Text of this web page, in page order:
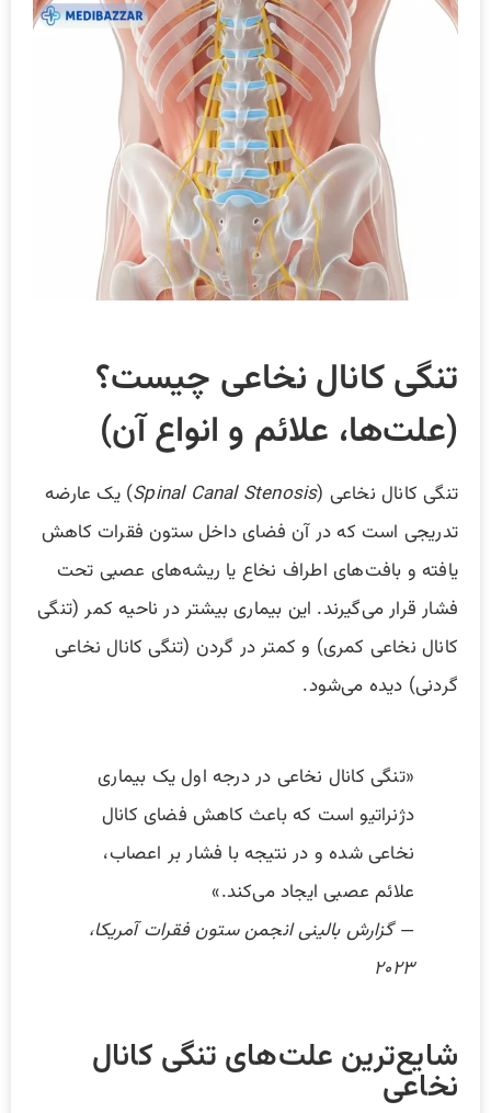
تنگی کانال نخاعی چیست؟
(علت‌ها، علائم و انواع آن)
تنگی کانال نخاعی (Spinal Canal Stenosis) یک عارضه
تدریجی است که در آن فضای داخل ستون فقرات کاهش
یافته و بافت‌های اطراف نخاع یا ریشه‌های عصبی تحت
فشار قرار می‌گیرند. این بیماری بیشتر در ناحیه کمر (تنگی
کانال نخاعی کمری) و کمتر در گردن (تنگی کانال نخاعی
گردنی) دیده می‌شود.
«تنگی کانال نخاعی در درجه اول یک بیماری
دژنراتیو است که باعث کاهش فضای کانال
نخاعی شده و در نتیجه با فشار بر اعصاب،
علائم عصبی ایجاد می‌کند.»
—گزارش بالینی انجمن ستون فقرات آمریکا،
۲۰۲۳
شایع‌ترین علت‌های تنگی کانال
نخاعی